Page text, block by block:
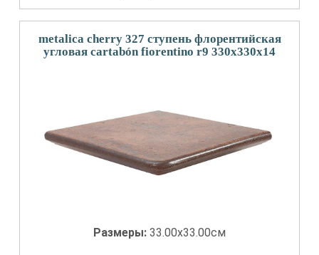
metalica cherry 327 ступень флорентийская
угловая cartabón fiorentino r9 330x330x14
Размеры: 33.00x33.00см